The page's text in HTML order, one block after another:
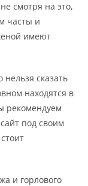
смотря на это,
часты и
имеют
сказать
находятся в
рекомендуем
под своим
и горлового